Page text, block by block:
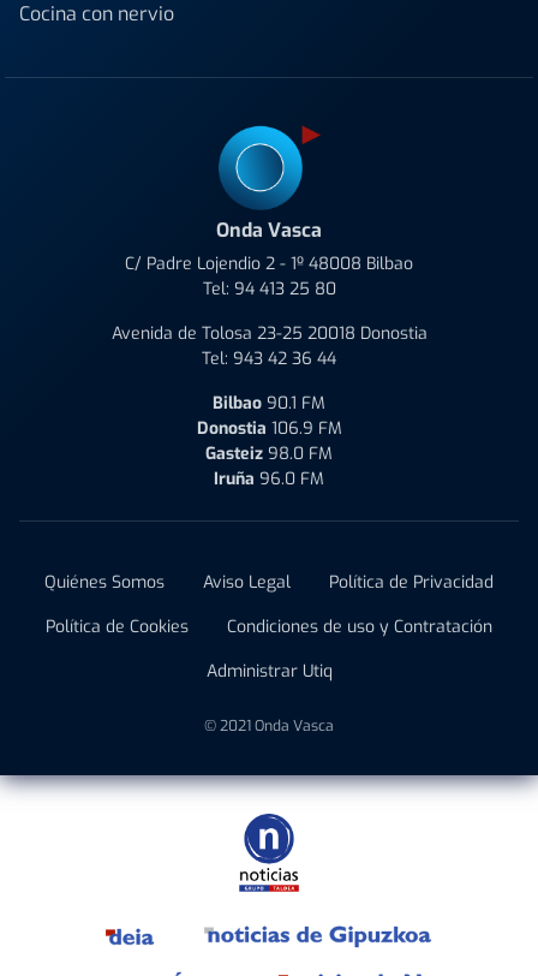
Cocina con nervio
Onda Vasca
C/ Padre Lojendio 2 - 1º 48008 Bilbao
Tel: 94 413 25 80
Avenida de Tolosa 23-25 20018 Donostia
Tel: 943 42 36 44
Bilbao 90.1 FM
Donostia 106.9 FM
Gasteiz 98.0 FM
Iruña 96.0 FM
Quiénes Somos Aviso Legal
Política de Privacidad
Política de Cookies
Condiciones de uso y Contratación
Administrar Utiq
© 2021 Onda Vasca